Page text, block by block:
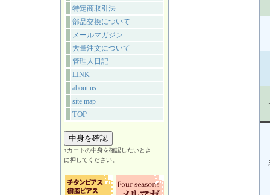
特定商取引法
部品交換について
メールマガジン
大量注文について
管理人日記
LINK
about us
site map
TOP
↑カートの中身を確認したいとき
に押してください。